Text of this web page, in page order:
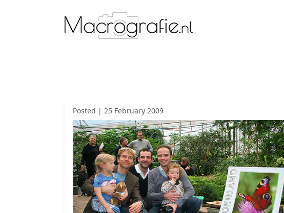
Posted | 25 February 2009